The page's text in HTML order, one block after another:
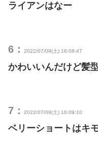
ライアンはなー
6： 2022/07/09(土) 16:08:47
かわいいんだけど髪
7： 2022/07/09(土) 16:09:10
ベリーショートはキ